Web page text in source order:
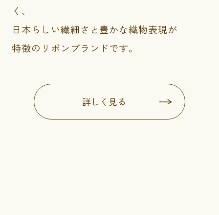
く、
日本らしい繊細さと豊かな織物表現が
特徴のリボンブランドです。
詳しく見る